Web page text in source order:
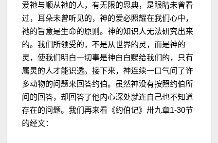
爱祂与顺从祂的人，有无限的恩典，是眼睛未曾看
过，耳朵未曾听见的，神的爱必照耀在我们心中，
祂的旨意是生命的原则。神的知识人无法研究出来
的。我们所领受的，不是从世界的灵，而是神的
灵，使我们明白一切事是神白白赐给我们的，只有
属灵的人才能识透。接下来，神连续一口气问了许
多动物的问题来回答约伯。虽然神没有按照约伯所
问的回答，却回答了他内心深处就连自己也不知道
存在的问题。我们再来看《约伯记》卅九章1-30节
的经文：